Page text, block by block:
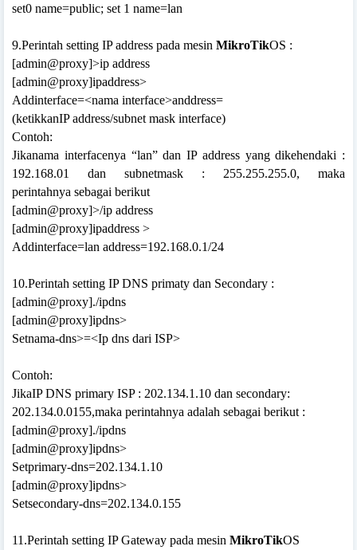
set0 name=public; set 1 name=lan
9.Perintah setting IP address pada mesin MikroTikOS :
[admin@proxy]>ip address
[admin@proxy]ipaddress>
Addinterface=<nama interface>anddress=
(ketikkanIP address/subnet mask interface)
Contoh:
Jikanama interfacenya “lan” dan IP address yang dikehendaki :
192.168.01 dan subnetmask : 255.255.255.0, maka
perintahnya sebagai berikut
[admin@proxy]>/ip address
[admin@proxy]ipaddress >
Addinterface=lan address=192.168.0.1/24
10.Perintah setting IP DNS primaty dan Secondary :
[admin@proxy]./ipdns
[admin@proxy]ipdns>
Setnama-dns>=<Ip dns dari ISP>
Contoh:
JikaIP DNS primary ISP : 202.134.1.10 dan secondary:
202.134.0.0155,maka perintahnya adalah sebagai berikut :
[admin@proxy]./ipdns
[admin@proxy]ipdns>
Setprimary-dns=202.134.1.10
[admin@proxy]ipdns>
Setsecondary-dns=202.134.0.155
11.Perintah setting IP Gateway pada mesin MikroTikOS